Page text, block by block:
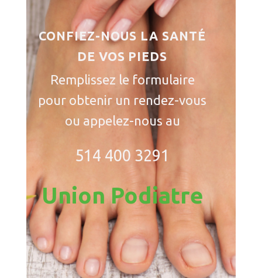
CONFIEZ-NOUS LA SANTÉ
DE VOS PIEDS
Remplissez le formulaire
pour obtenir un rendez-vous
ou appelez-nous au
514 400 3291
Union Podiatre